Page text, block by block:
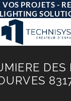
PROJETS -
DES